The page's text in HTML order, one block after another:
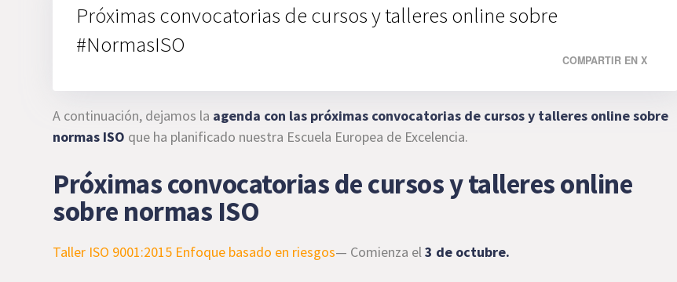
Próximas convocatorias de cursos y talleres online sobre
#NormasISO
COMPARTIR EN X
A continuación, dejamos la agenda con las próximas convocatorias de cursos y talleres online sobre
normas ISO que ha planificado nuestra Escuela Europea de Excelencia.
Próximas convocatorias de cursos y talleres online
sobre normas ISO
Taller ISO 9001:2015 Enfoque basado en riesgos— Comienza el 3 de octubre.